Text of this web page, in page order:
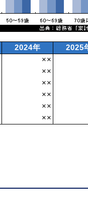
2024年
2025
××
××
××
××
××
××